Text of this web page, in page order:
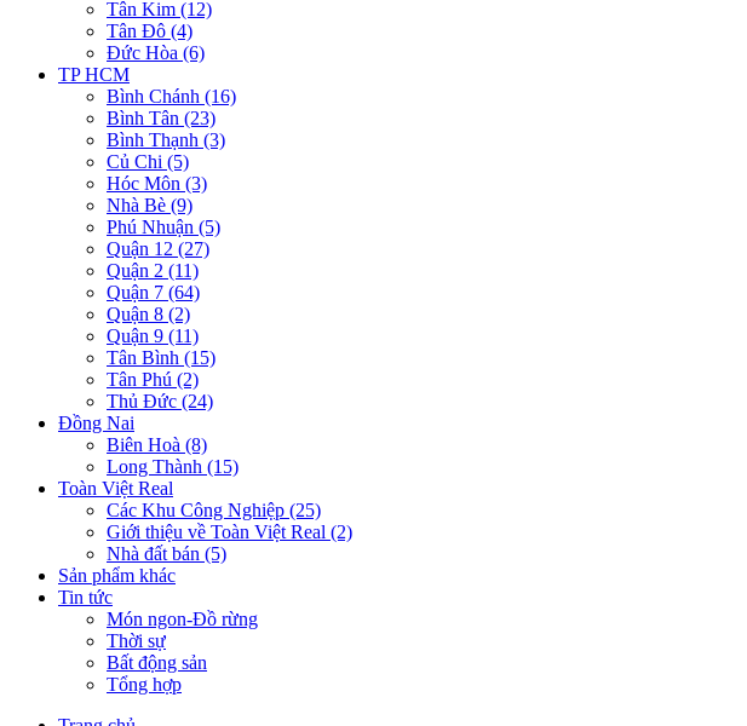
Tân Kim (12)
Tân Đô (4)
Đức Hòa (6)
TP HCM
Bình Chánh (16)
Bình Tân (23)
Bình Thạnh (3)
Củ Chi (5)
Hóc Môn (3)
Nhà Bè (9)
Phú Nhuận (5)
Quận 12 (27)
Quận 2 (11)
Quận 7 (64)
Quận 8 (2)
Quận 9 (11)
Tân Bình (15)
Tân Phú (2)
Thủ Đức (24)
Đồng Nai
Biên Hoà (8)
Long Thành (15)
Toàn Việt Real
Các Khu Công Nghiệp (25)
Giới thiệu về Toàn Việt Real (2)
Nhà đất bán (5)
Sản phẩm khác
Tin tức
Món ngon-Đồ rừng
Thời sự
Bất động sản
Tổng hợp